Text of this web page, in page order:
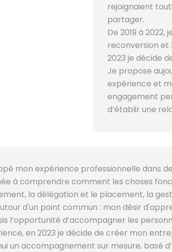
rejoignaient
partager.
De 2019 à
reconversion et
2023 je décide
Je propose
expérience et
engagement
d’établir une
mon expérience professionnelle dans
à comprendre comment les choses
la délégation et le placement, la
d'un point commun : mon désir
l’opportunité d’accompagner les
en 2023 je décide de créer mon
un accompagnement sur mesure, basé